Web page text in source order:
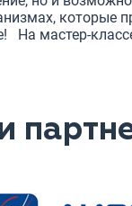
которые
На мастер-